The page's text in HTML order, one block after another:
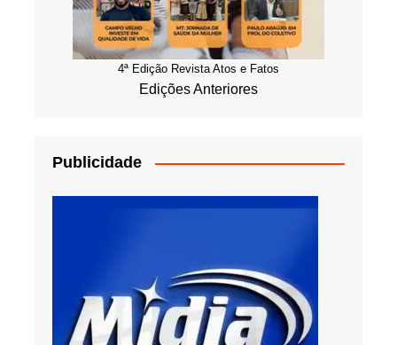
4ª Edição Revista Atos e Fatos
Edições Anteriores
Publicidade